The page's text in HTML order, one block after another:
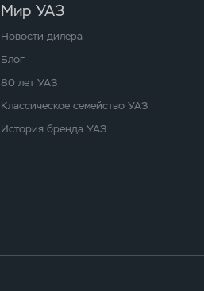
Мир УАЗ
Новости дилера
Блог
80 лет УАЗ
Классическое семейство УАЗ
История бренда УАЗ